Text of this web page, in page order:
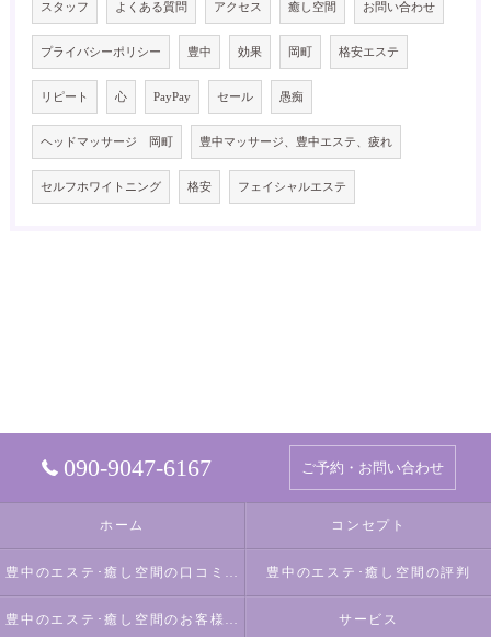
スタッフ よくある質問 アクセス 癒し空間 お問い合わせ
プライバシーポリシー 豊中 効果 岡町 格安エステ
リピート 心 PayPay セール 愚痴
ヘッドマッサージ 岡町 豊中マッサージ、豊中エステ、疲れ
セルフホワイトニング 格安 フェイシャルエステ
090-9047-6167 ご予約・お問い合わせ
ホーム コンセプト
豊中のエステ･癒し空間の口コミ情報 豊中のエステ･癒し空間の評判
豊中のエステ･癒し空間のお客様の声 サービス